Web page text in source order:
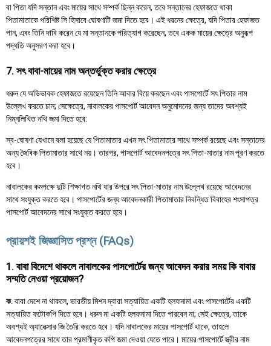
বা পিতা যদি সন্তান এবং মায়ের সাথে সম্পর্ক ছিন্ন করেন, তবে সন্তানের হেফাজতে থাকা
পিতামাতাকে পরিশিষ্ট সি হিসাবে ঘোষণাটি জমা দিতে হবে। এই ধরনের ক্ষেত্রে, যদি পিতার হেফাজত
পান, এবং তিনি দাবি করেন যে মা সন্তানকে পরিত্যাগ করেছেন, তবে একক মায়ের ক্ষেত্রে অনুরূপ
পদ্ধতি অনুসরণ করা হবে।
7. সৎ বাবা-মায়ের নাম অন্তর্ভুক্ত করার ক্ষেত্রে
ধরুন যে অভিভাবক হেফাজতে রয়েছেন তিনি আবার বিয়ে করছেন এবং পাসপোর্টে সৎ পিতার নাম
উল্লেখ করতে চান; সেক্ষেত্রে, নাবালকের পাসপোর্ট আবেদন অনুমোদনের জন্য তাদের অবশ্যই
নিম্নলিখিত নথি জমা দিতে হবে:
স্ব-ঘোষণা যেখানে বলা হয়েছে যে পিতামাতার এখন সৎ পিতামাতার সাথে সম্পর্ক রয়েছে এবং সন্তানের
অন্য জৈবিক পিতামাতার সাথে নয়। তারপর, পাসপোর্ট আবেদনপত্রে সৎ পিতা-মাতার নাম পূরণ করতে
হবে।
নাবালকের কমপক্ষে দুটি শিক্ষাগত নথি যার উপরে সৎ পিতা-মাতার নাম উল্লেখ রয়েছে আবেদনের
সাথে সংযুক্ত করতে হবে। পাসপোর্টের জন্য আবেদনকারী পিতামাতার নিবন্ধিত বিবাহের শংসাপত্র
পাসপোর্ট আবেদনের সাথে সংযুক্ত করতে হবে।
প্রায়শই জিজ্ঞাসিত প্রশ্ন (FAQs)
1. বাবা বিদেশে থাকলে নাবালকের পাসপোর্টের জন্য আবেদন করার সময় কি বাবার
সম্মতি নেওয়া প্রয়োজন?
ক.বাবা দেশে না থাকলে, ভারতীয় মিশন দ্বারা সত্যায়িত একটি হলফনামা এবং পাসপোর্টের একটি
সত্যায়িত ফটোকপি দিতে হবে। ধরুন মা একটি হলফনামা দিতে পারবেন না; সেই ক্ষেত্রে, তাকে
অবশ্যই অ্যানেক্সার জি তৈরি করতে হবে। যদি নাবালকের মায়ের পাসপোর্ট থাকে, তাহলে
আবেদনপত্রের সাথে তার প্রমাণীকৃত কপি জমা দেওয়া যেতে পারে। মায়ের পাসপোর্টে স্ত্রীর নাম